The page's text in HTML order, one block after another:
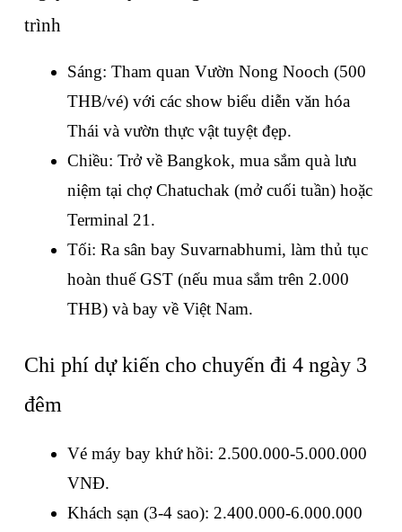
trình
Sáng: Tham quan Vườn Nong Nooch (500
THB/vé) với các show biểu diễn văn hóa
Thái và vườn thực vật tuyệt đẹp.
Chiều: Trở về Bangkok, mua sắm quà lưu
niệm tại chợ Chatuchak (mở cuối tuần) hoặc
Terminal 21.
Tối: Ra sân bay Suvarnabhumi, làm thủ tục
hoàn thuế GST (nếu mua sắm trên 2.000
THB) và bay về Việt Nam.
Chi phí dự kiến cho chuyến đi 4 ngày 3
đêm
Vé máy bay khứ hồi: 2.500.000-5.000.000
VNĐ.
Khách sạn (3-4 sao): 2.400.000-6.000.000